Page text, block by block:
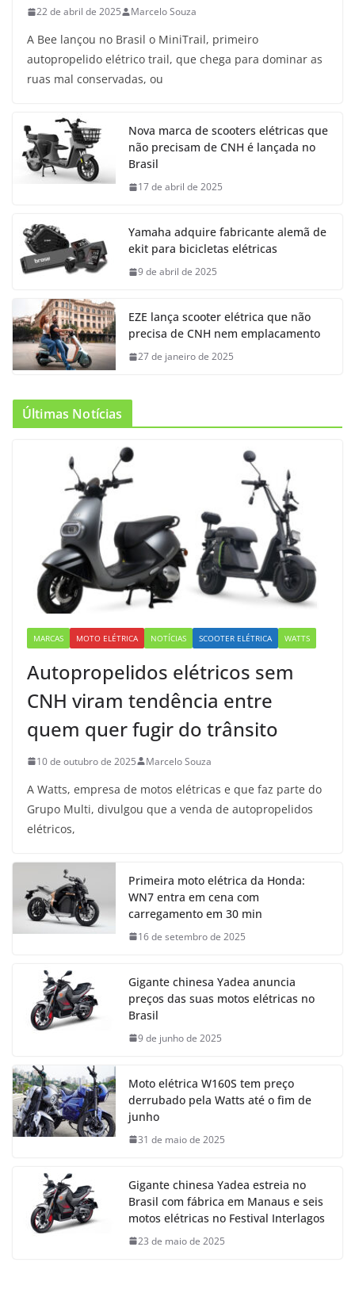
22 de abril de 2025 Marcelo Souza
A Bee lançou no Brasil o MiniTrail, primeiro
autopropelido elétrico trail, que chega para dominar as
ruas mal conservadas, ou
Nova marca de scooters elétricas que
não precisam de CNH é lançada no
Brasil
17 de abril de 2025
Yamaha adquire fabricante alemã de
ekit para bicicletas elétricas
9 de abril de 2025
EZE lança scooter elétrica que não
precisa de CNH nem emplacamento
27 de janeiro de 2025
Últimas Notícias
MARCAS MOTO ELÉTRICA NOTÍCIAS SCOOTER ELÉTRICA WATTS
Autopropelidos elétricos sem
CNH viram tendência entre
quem quer fugir do trânsito
10 de outubro de 2025 Marcelo Souza
A Watts, empresa de motos elétricas e que faz parte do
Grupo Multi, divulgou que a venda de autopropelidos
elétricos,
Primeira moto elétrica da Honda:
WN7 entra em cena com
carregamento em 30 min
16 de setembro de 2025
Gigante chinesa Yadea anuncia
preços das suas motos elétricas no
Brasil
9 de junho de 2025
Moto elétrica W160S tem preço
derrubado pela Watts até o fim de
junho
31 de maio de 2025
Gigante chinesa Yadea estreia no
Brasil com fábrica em Manaus e seis
motos elétricas no Festival Interlagos
23 de maio de 2025